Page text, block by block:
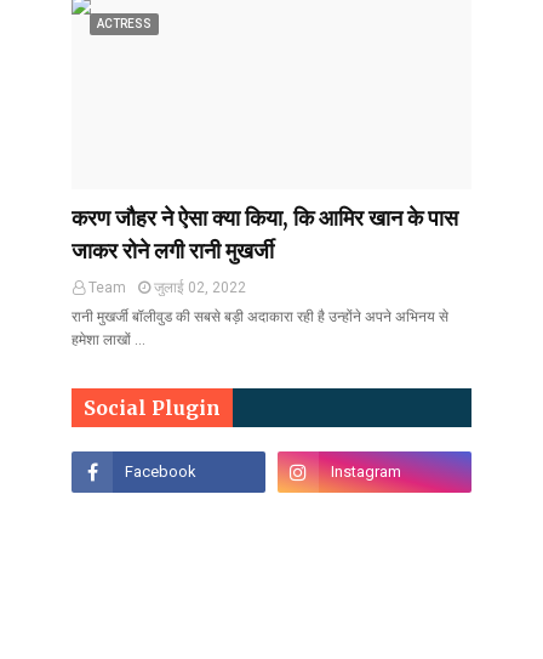
ACTRESS
करण जौहर ने ऐसा क्या किया, कि आमिर खान के पास
जाकर रोने लगी रानी मुखर्जी
Team
जुलाई 02, 2022
रानी मुखर्जी बॉलीवुड की सबसे बड़ी अदाकारा रही है उन्होंने अपने अभिनय से
हमेशा लाखों …
Social Plugin